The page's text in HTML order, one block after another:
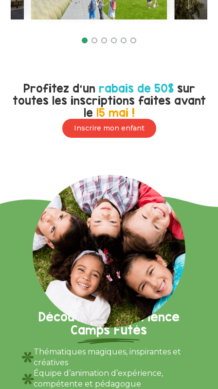
Profitez d’un rabais de 50$sur
toutes les inscriptions faites avant
le 15 mai !
Inscrire mon enfant
Découvrez l’expérience
Camps Futés
Thématiques magiques, inspirantes et
créatives
Équipe d’animation d’expérience,
compétente et pédagogue